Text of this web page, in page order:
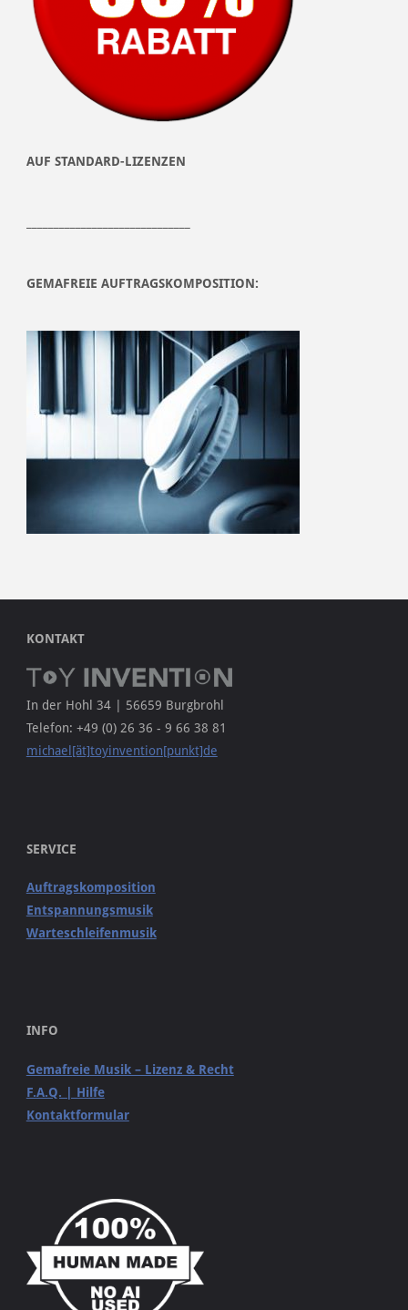
AUF STANDARD-LIZENZEN
GEMAFREIE AUFTRAGSKOMPOSITION:
KONTAKT
In der Hohl 34 | 56659 Burgbrohl
Telefon: +49 (0) 26 36 - 9 66 38 81
michael[ät]toyinvention[punkt]de
SERVICE
Auftragskomposition
Entspannungsmusik
Warteschleifenmusik
INFO
Gemafreie Musik – Lizenz & Recht
F.A.Q. | Hilfe
Kontaktformular